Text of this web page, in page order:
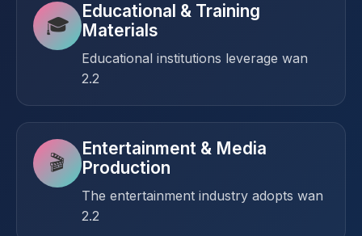
🎓
Educational & Training
Materials
Educational institutions leverage wan
2.2
🎬
Entertainment & Media
Production
The entertainment industry adopts wan
2.2